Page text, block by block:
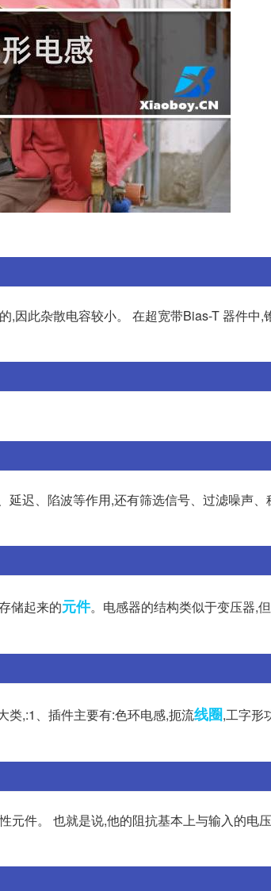
,因此杂散电容较小。 在超宽带Bias-T 器件中
延迟、陷波等作用,还有筛选信号、过滤噪声
储起来的元件。电感器的结构类似于变压器,
类,:1、插件主要有:色环电感,扼流线圈,工字形
元件。 也就是说,他的阻抗基本上与输入的电